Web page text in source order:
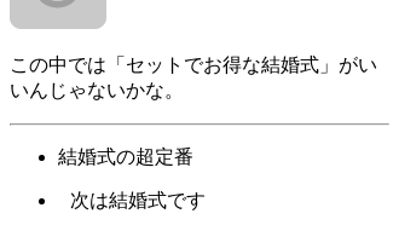
この中では「セットでお得な結婚式」がい
いんじゃないかな。
結婚式の超定番
次は結婚式です